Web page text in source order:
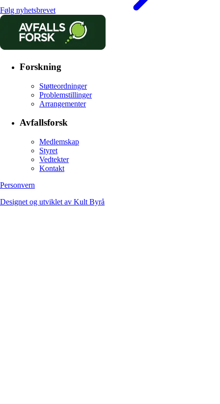
Følg nyhetsbrevet
Forskning
Støtteordninger
Problemstillinger
Arrangementer
Avfallsforsk
Medlemskap
Styret
Vedtekter
Kontakt
Personvern
Designet og utviklet av Kult Byrå